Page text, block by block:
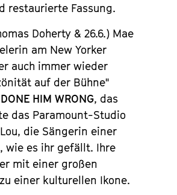
restaurierte Fassung.
Doherty & 26.6.) Mae
am New Yorker
auch immer wieder
auf der Bühne"
HIM WRONG, das
das Paramount-Studio
die Sängerin einer
wie es ihr gefällt. Ihre
mit einer großen
einer kulturellen Ikone.